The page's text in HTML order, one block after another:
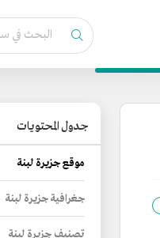
جدول المحتويات
موقع جزيرة لبنة
جغرافية جزيرة لبنة
تصنيف جزيرة لبنة